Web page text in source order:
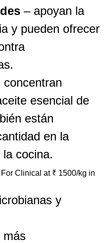
– apoyan la
y pueden ofrecer
esencial de
están
en la
cocina.
y
más